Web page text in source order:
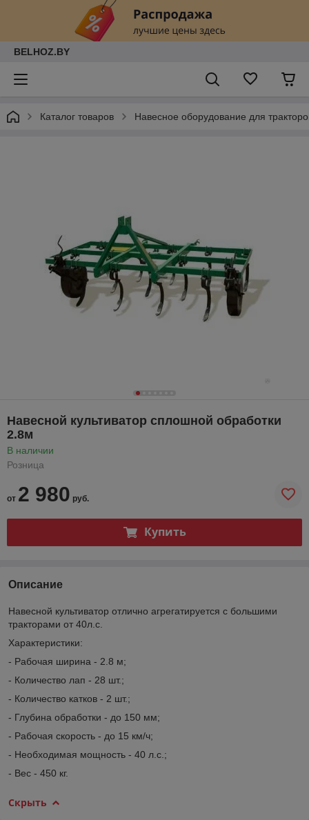
BELHOZ.BY
Каталог товаров Навесное оборудование для
Навесной культиватор сплошной обработки
2.8м
В наличии
Розница
от 2 980 руб.
Купить
Описание
Навесной культиватор отлично агрегатируется с большими
тракторами от 40л.с.
Характеристики:
- Рабочая ширина - 2.8 м;
- Количество лап - 28 шт.;
- Количество катков - 2 шт.;
- Глубина обработки - до 150 мм;
- Рабочая скорость - до 15 км/ч;
- Необходимая мощность - 40 л.с.;
- Вес - 450 кг.
Скрыть